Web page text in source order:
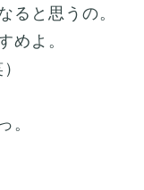
ると思うの。
めよ。
。